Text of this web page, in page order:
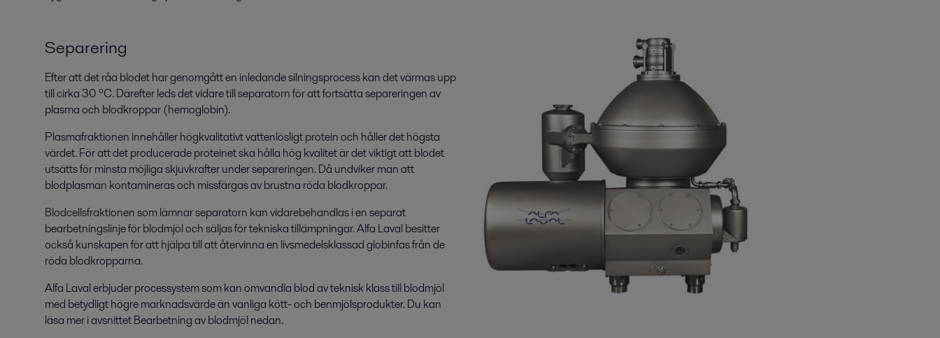
Separering
Efter att det råa blodet har genomgått en inledande silningsprocess kan det värmas upp
till cirka 30ºC. Därefter leds det vidare till separatorn för att fortsätta separeringen av
plasma och blodkroppar (hemoglobin).
Plasmafraktionen innehåller högkvalitativt vattenlösligt protein och håller det högsta
värdet. För att det producerade proteinet ska hålla hög kvalitet är det viktigt att blodet
utsätts för minsta möjliga skjuvkrafter under separeringen. Då undviker man att
blodplasman kontamineras och missfärgas av brustna röda blodkroppar.
Blodcellsfraktionen som lämnar separatorn kan vidarebehandlas i en separat
bearbetningslinje för blodmjöl och säljas för tekniska tillämpningar. Alfa Laval besitter
också kunskapen för att hjälpa till att återvinna en livsmedelsklassad globinfas från de
röda blodkropparna.
Alfa Laval erbjuder processystem som kan omvandla blod av teknisk klass till blodmjöl
med betydligt högre marknadsvärde än vanliga kött- och benmjölsprodukter. Du kan
läsa mer i avsnittet Bearbetning av blodmjöl nedan.